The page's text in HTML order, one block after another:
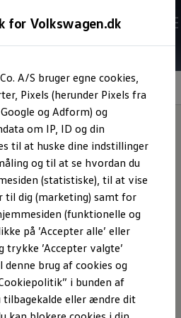
for Volkswagen.dk
A/S bruger egne cookies,
Pixels (herunder Pixels fra
og Adform) og
om IP, ID og din
til at huske dine indstillinger
og til at se hvordan du
(statistiske), til at vise
til dig (marketing) samt for
(funktionelle og
på ’Accepter alle’ eller
trykke ’Accepter valgte’
brug af cookies og
i bunden af
tilbagekalde eller ændre dit
app
GTI
Information
at kende